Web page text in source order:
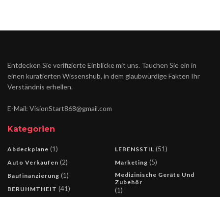
Entdecken Sie verifizierte Einblicke mit uns. Tauchen Sie ein in
einen kuratierten Wissenshub, in dem glaubwürdige Fakten Ihr
Verständnis erhellen.
E-Mail: VisionStart868@gmail.com
Kategorien
Abdeckplane (1)
Auto Verkaufen (2)
Baufinanzierung (1)
BERUHMTHEIT (41)
LEBENSSTIL (51)
Marketing (5)
Medizinische Geräte Und
Zubehör
(1)